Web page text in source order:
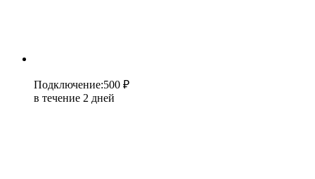
Подключение:500 ₽
в течение 2 дней